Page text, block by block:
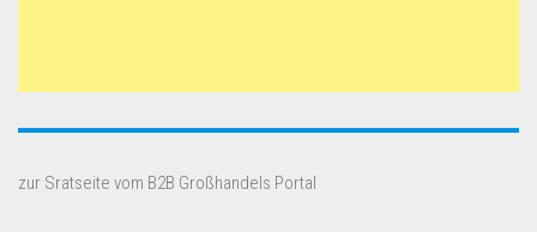
zur Sratseite vom B2B Großhandels Portal